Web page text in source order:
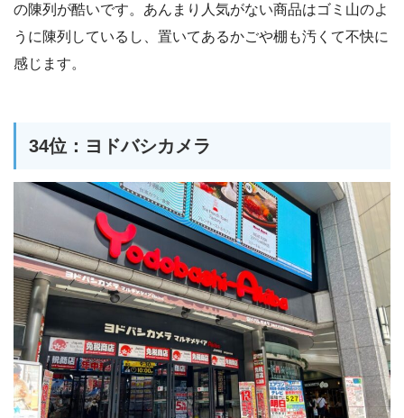
の陳列が酷いです。あんまり人気がない商品はゴミ山のよ
うに陳列しているし、置いてあるかごや棚も汚くて不快に
感じます。
34位：ヨドバシカメラ